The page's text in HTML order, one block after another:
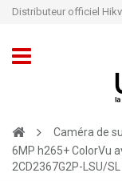
Caméra de
6MP h265+ ColorVu
2CD2367G2P-LSU/